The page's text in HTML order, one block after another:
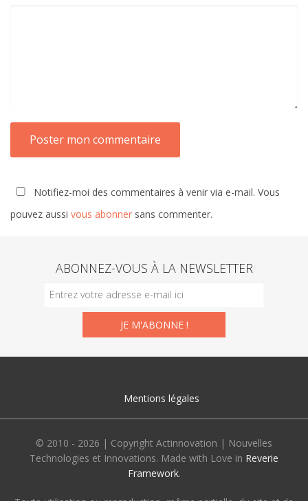
Notifiez-moi des commentaires à venir via e-mail. Vous
pouvez aussi vous abonner sans commenter.
ABONNEZ-VOUS À LA NEWSLETTER
Mentions légales
© 2010 - 2026 | Copyright Actinnovation | Nouvelles
Technologies et Innovations. Made with Love in Reverie
Framework.